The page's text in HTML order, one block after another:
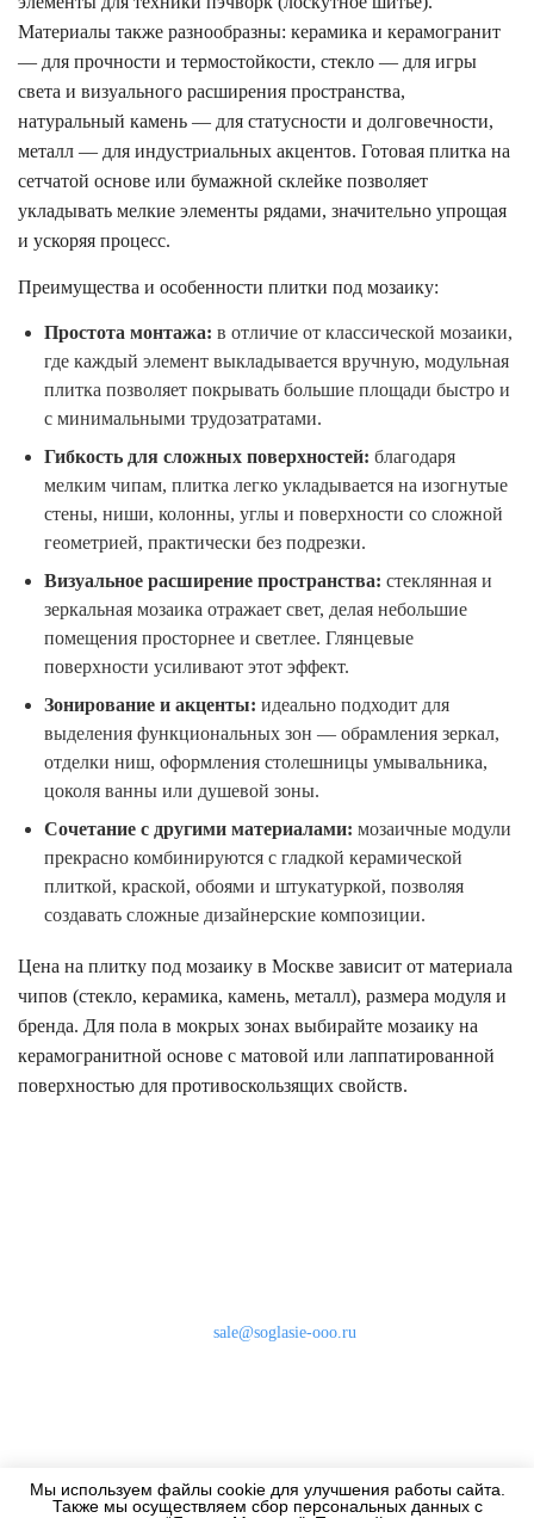
Материалы также разнообразны: керамика и керамогранит
— для прочности и термостойкости, стекло — для игры
света и визуального расширения пространства,
натуральный камень — для статусности и долговечности,
металл — для индустриальных акцентов. Готовая плитка на
сетчатой основе или бумажной склейке позволяет
укладывать мелкие элементы рядами, значительно упрощая
и ускоряя процесс.
Преимущества и особенности плитки под мозаику:
Простота монтажа: в отличие от классической мозаики,
где каждый элемент выкладывается вручную, модульная
плитка позволяет покрывать большие площади быстро и
с минимальными трудозатратами.
Гибкость для сложных поверхностей: благодаря
мелким чипам, плитка легко укладывается на изогнутые
стены, ниши, колонны, углы и поверхности со сложной
геометрией, практически без подрезки.
Визуальное расширение пространства: стеклянная и
зеркальная мозаика отражает свет, делая небольшие
помещения просторнее и светлее. Глянцевые
поверхности усиливают этот эффект.
Зонирование и акценты: идеально подходит для
выделения функциональных зон — обрамления зеркал,
отделки ниш, оформления столешницы умывальника,
цоколя ванны или душевой зоны.
Сочетание с другими материалами: мозаичные модули
прекрасно комбинируются с гладкой керамической
плиткой, краской, обоями и штукатуркой, позволяя
создавать сложные дизайнерские композиции.
Цена на плитку под мозаику в Москве зависит от материала
чипов (стекло, керамика, камень, металл), размера модуля и
бренда. Для пола в мокрых зонах выбирайте мозаику на
керамогранитной основе с матовой или лаппатированной
поверхностью для противоскользящих свойств.
Мы используем файлы cookie для улучшения работы сайта.
Также мы осуществляем сбор персональных данных с
sale@soglasie-ooo.ru
Дизайнерам